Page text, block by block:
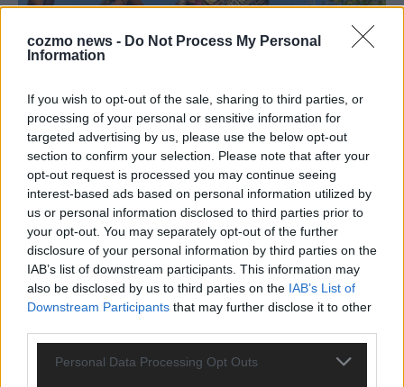
cozmo news - Do Not Process My Personal
Information
If you wish to opt-out of the sale, sharing to third parties, or
processing of your personal or sensitive information for
targeted advertising by us, please use the below opt-out
section to confirm your selection. Please note that after your
opt-out request is processed you may continue seeing
interest-based ads based on personal information utilized by
us or personal information disclosed to third parties prior to
your opt-out. You may separately opt-out of the further
disclosure of your personal information by third parties on the
IAB’s list of downstream participants. This information may
also be disclosed by us to third parties on the IAB’s List of
Downstream Participants that may further disclose it to other
Personal Data Processing Opt Outs
Europa-Park Sommersaison 2026: Monaco, Sallys
Café und Westernstadt – alle Neuheiten im
Überblick
Juni 2026
KOMMENTAR